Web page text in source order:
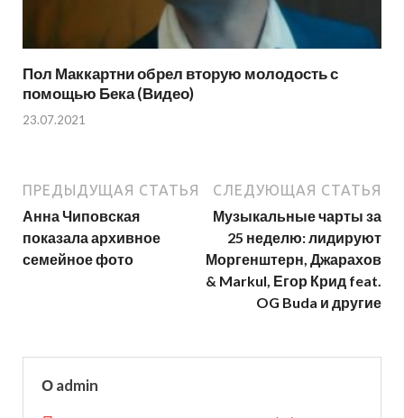
Пол Маккартни обрел вторую молодость с
помощью Бека (Видео)
23.07.2021
ПРЕДЫДУЩАЯ СТАТЬЯ
Анна Чиповская
показала архивное
семейное фото
СЛЕДУЮЩАЯ СТАТЬЯ
Музыкальные чарты за
25 неделю: лидируют
Моргенштерн, Джарахов
& Markul, Егор Крид feat.
OG Buda и другие
О admin